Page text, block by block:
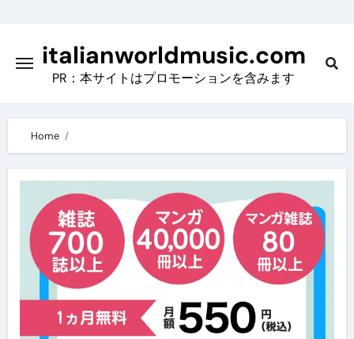
contentitalianworldmusic.com
PR：本サイトはプロモーションを含みます
Home